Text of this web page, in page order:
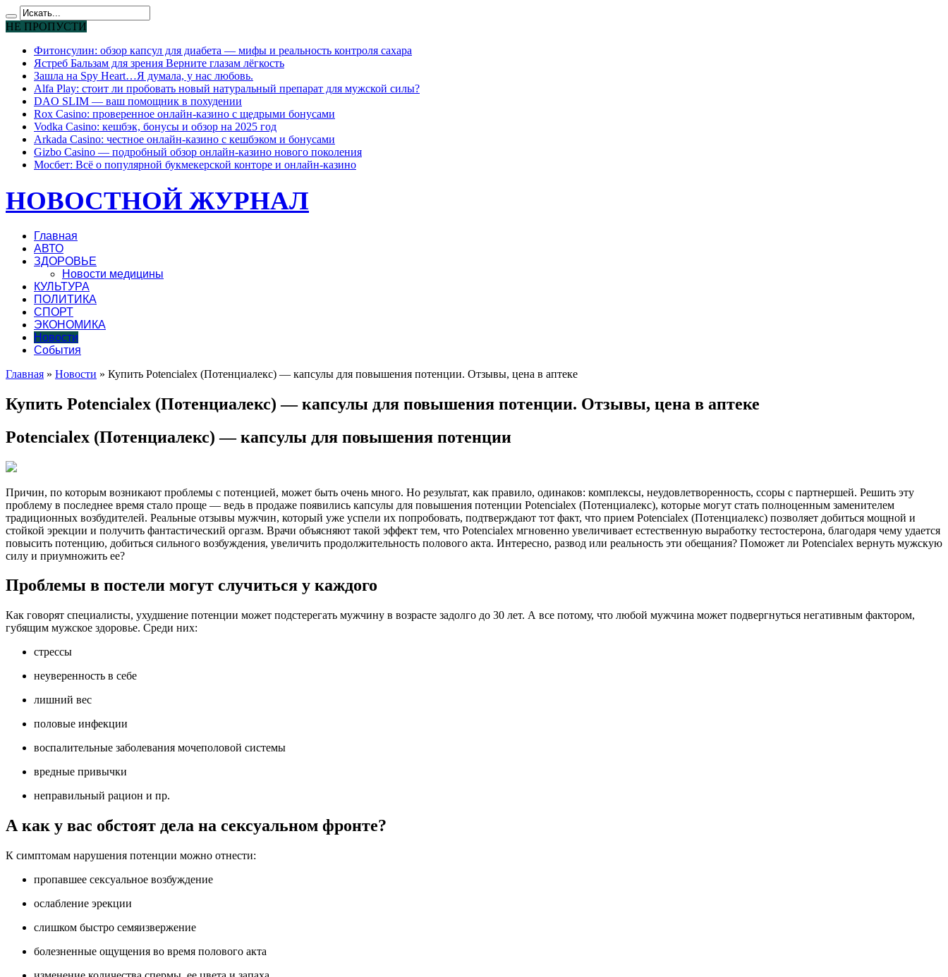
НЕ ПРОПУСТИ
Фитонсулин: обзор капсул для диабета — мифы и реальность контроля сахара
Ястреб Бальзам для зрения Верните глазам лёгкость
Зашла на Spy Heart…Я думала, у нас любовь.
Alfa Play: стоит ли пробовать новый натуральный препарат для мужской силы?
DAO SLIM — ваш помощник в похудении
Rox Casino: проверенное онлайн-казино с щедрыми бонусами
Vodka Casino: кешбэк, бонусы и обзор на 2025 год
Arkada Casino: честное онлайн-казино с кешбэком и бонусами
Gizbo Casino — подробный обзор онлайн-казино нового поколения
Мосбет: Всё о популярной букмекерской конторе и онлайн-казино
НОВОСТНОЙ ЖУРНАЛ
Главная
АВТО
ЗДОРОВЬЕ
Новости медицины
КУЛЬТУРА
ПОЛИТИКА
СПОРТ
ЭКОНОМИКА
Новости
События
Главная » Новости » Купить Potencialex (Потенциалекс) — капсулы для повышения потенции. Отзывы, цена в аптеке
Купить Potencialex (Потенциалекс) — капсулы для повышения потенции. Отзывы, цена в аптеке
Potencialex (Потенциалекс) — капсулы для повышения потенции
Причин, по которым возникают проблемы с потенцией, может быть очень много. Но результат, как правило, одинаков: комплексы, неудовлетворенность, ссоры с партнершей. Решить эту
проблему в последнее время стало проще — ведь в продаже появились капсулы для повышения потенции Potencialex (Потенциалекс), которые могут стать полноценным заменителем
традиционных возбудителей. Реальные отзывы мужчин, который уже успели их попробовать, подтверждают тот факт, что прием Potencialex (Потенциалекс) позволяет добиться мощной и
стойкой эрекции и получить фантастический оргазм. Врачи объясняют такой эффект тем, что Potencialex мгновенно увеличивает естественную выработку тестостерона, благодаря чему удается
повысить потенцию, добиться сильного возбуждения, увеличить продолжительность полового акта. Интересно, развод или реальность эти обещания? Поможет ли Potencialex вернуть мужскую
силу и приумножить ее?
Проблемы в постели могут случиться у каждого
Как говорят специалисты, ухудшение потенции может подстерегать мужчину в возрасте задолго до 30 лет. А все потому, что любой мужчина может подвергнуться негативным фактором,
губящим мужское здоровье. Среди них:
стрессы
неуверенность в себе
лишний вес
половые инфекции
воспалительные заболевания мочеполовой системы
вредные привычки
неправильный рацион и пр.
А как у вас обстоят дела на сексуальном фронте?
К симптомам нарушения потенции можно отнести:
пропавшее сексуальное возбуждение
ослабление эрекции
слишком быстро семяизвержение
болезненные ощущения во время полового акта